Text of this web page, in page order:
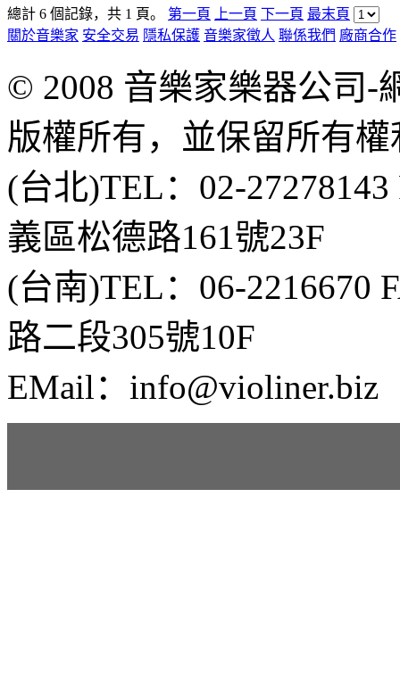
總計 6 個記錄，共 1 頁。 第一頁 上一頁 下一頁 最末頁
關於音樂家 安全交易 隱私保護 音樂家徵人 聯係我們 廠商合作
© 2008 音樂家樂器公司-
版權所有，並保留所有權
(台北)TEL：02-
義區松德路161號23F
(台南)TEL：06-2216670
路二段305號10F
EMail：info@violiner.biz